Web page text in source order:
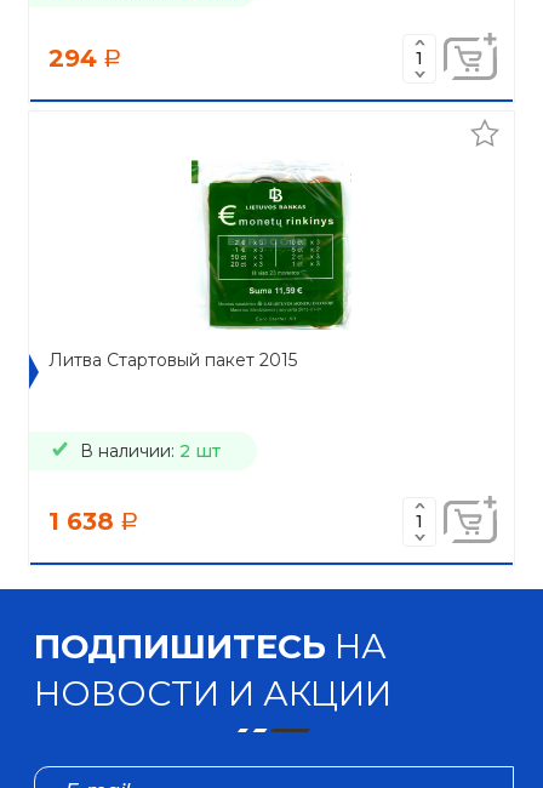
294 a
Литва Стартовый пакет 2015
В наличии: 2 шт
1 638 a
ПОДПИШИТЕСЬ НА
НОВОСТИ И АКЦИИ